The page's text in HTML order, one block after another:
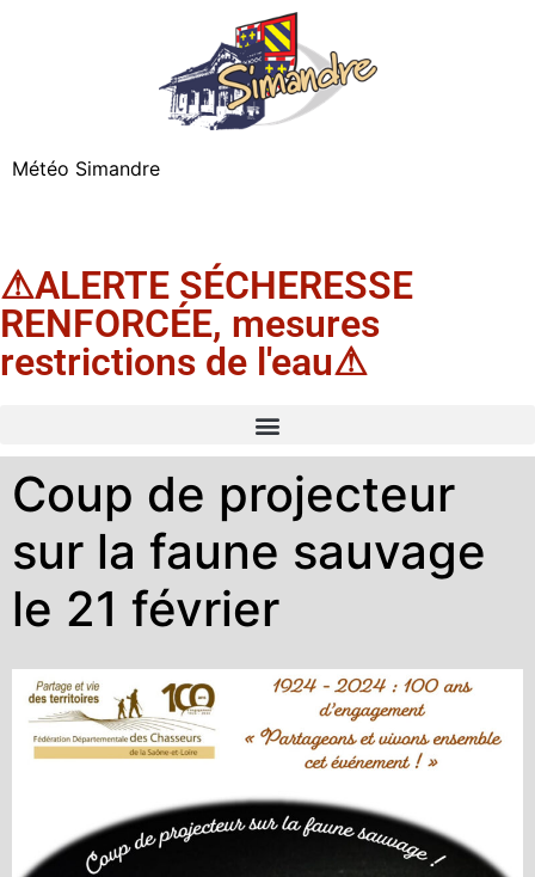
Météo Simandre
⚠ALERTE SÉCHERESSE
RENFORCÉE, mesures
restrictions de l'eau⚠
Coup de projecteur
sur la faune sauvage
le 21 février